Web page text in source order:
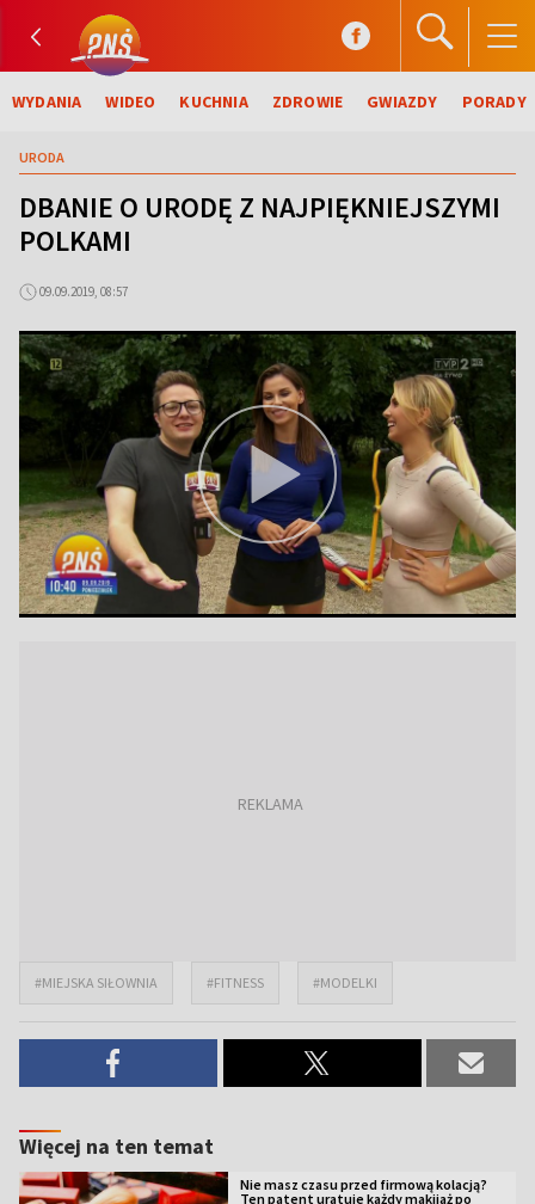
WYDANIA WIDEO KUCHNIA ZDROWIE GWIAZDY PORADY
URODA
DBANIE O URODĘ Z NAJPIĘKNIEJSZYMI
POLKAMI
09.09.2019, 08:57
#MIEJSKA SIŁOWNIA #FITNESS #MODELKI
Więcej na ten temat
Nie masz czasu przed firmową kolacją?
Ten patent uratuje każdy makijaż po